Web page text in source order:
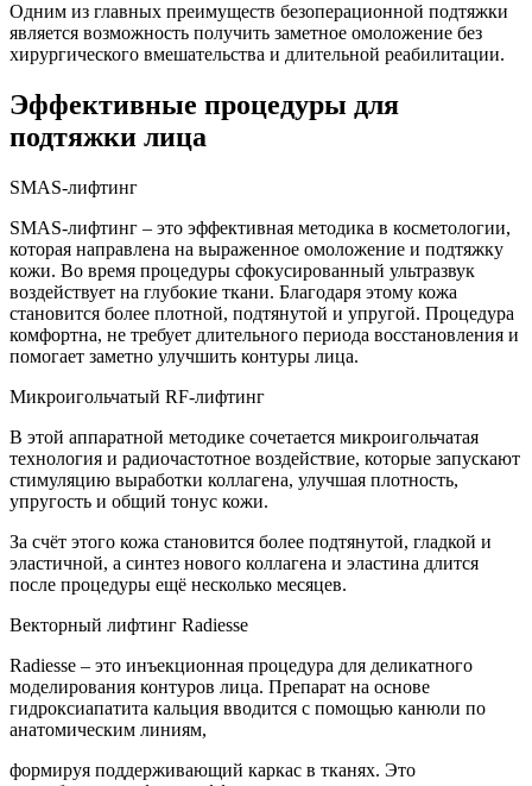
Одним из главных преимуществ безоперационной подтяжки
является возможность получить заметное омоложение без
хирургического вмешательства и длительной реабилитации.
Эффективные процедуры для
подтяжки лица
SMAS-лифтинг
SMAS-лифтинг – это эффективная методика в косметологии,
которая направлена на выраженное омоложение и подтяжку
кожи. Во время процедуры сфокусированный ультразвук
воздействует на глубокие ткани. Благодаря этому кожа
становится более плотной, подтянутой и упругой. Процедура
комфортна, не требует длительного периода восстановления и
помогает заметно улучшить контуры лица.
Микроигольчатый RF-лифтинг
В этой аппаратной методике сочетается микроигольчатая
технология и радиочастотное воздействие, которые запускают
стимуляцию выработки коллагена, улучшая плотность,
упругость и общий тонус кожи.
За счёт этого кожа становится более подтянутой, гладкой и
эластичной, а синтез нового коллагена и эластина длится
после процедуры ещё несколько месяцев.
Векторный лифтинг Radiesse
Radiesse – это инъекционная процедура для деликатного
моделирования контуров лица. Препарат на основе
гидроксиапатита кальция вводится с помощью канюли по
анатомическим линиям,
формируя поддерживающий каркас в тканях. Это